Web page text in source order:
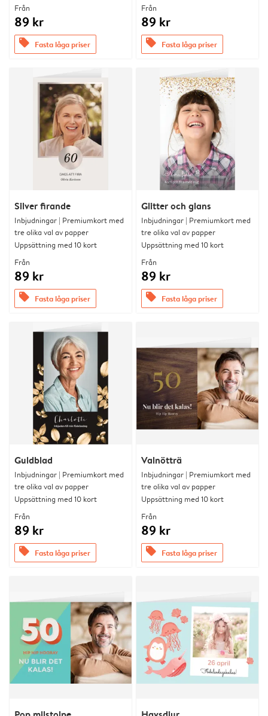
Från
89 kr
offers Fasta låga priser
Från
89 kr
offers Fasta låga priser
Silver firande
Inbjudningar | Premiumkort med
tre olika val av papper
Uppsättning med 10 kort
Från
89 kr
offers Fasta låga priser
Glitter och glans
Inbjudningar | Premiumkort med
tre olika val av papper
Uppsättning med 10 kort
Från
89 kr
offers Fasta låga priser
Guldblad
Inbjudningar | Premiumkort med
tre olika val av papper
Uppsättning med 10 kort
Från
89 kr
offers Fasta låga priser
Valnötträ
Inbjudningar | Premiumkort med
tre olika val av papper
Uppsättning med 10 kort
Från
89 kr
offers Fasta låga priser